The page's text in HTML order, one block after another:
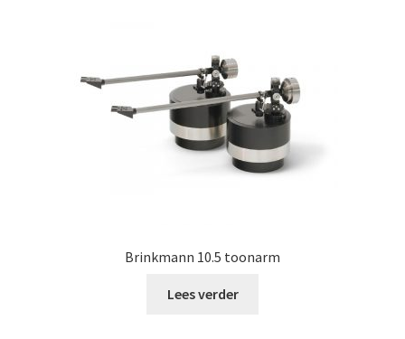
Brinkmann 10.5 toonarm
Lees verder